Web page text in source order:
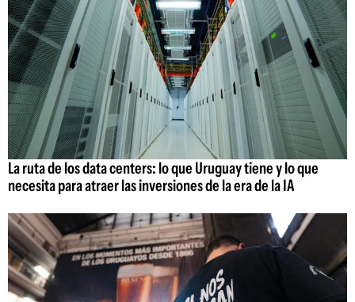
La ruta de los data centers: lo que Uruguay tiene y lo que
necesita para atraer las inversiones de la era de la IA